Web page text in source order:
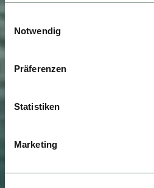
Notwendig
Präferenzen
Statistiken
Marketing